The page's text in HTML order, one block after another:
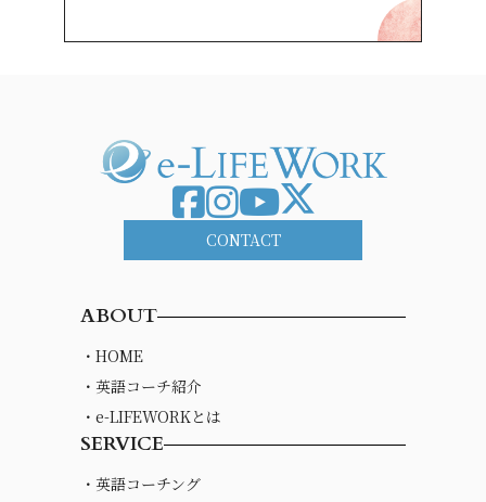
CONTACT
ABOUT
・HOME
・英語コーチ紹介
・e-LIFEWORKとは
SERVICE
・英語コーチング